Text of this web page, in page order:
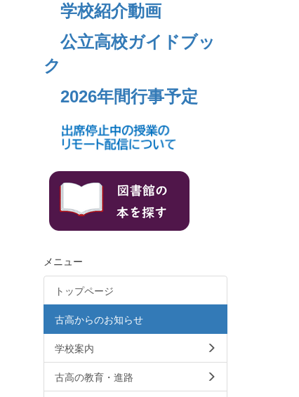
学校紹介動画
公立高校ガイドブッ
ク
2026年間行事予定
メニュー
トップページ
古高からのお知らせ
学校案内
古高の教育・進路